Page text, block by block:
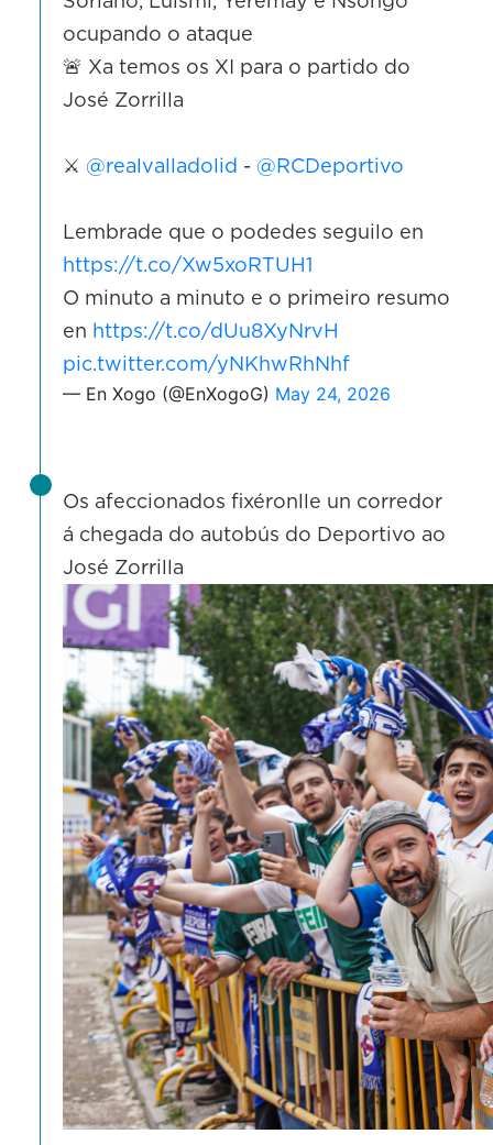
Os afeccionados fixéronlle un corredor
á chegada do autobús do Deportivo ao
José Zorrilla
ocupando o ataque
🚨 Xa temos os XI para o partido do
José Zorrilla
⚔️ @realvalladolid - @RCDeportivo
Lembrade que o podedes seguilo en
https://t.co/Xw5xoRTUH1
O minuto a minuto e o primeiro resumo
en https://t.co/dUu8XyNrvH
pic.twitter.com/yNKhwRhNhf
— En Xogo (@EnXogoG) May 24, 2026